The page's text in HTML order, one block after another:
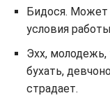
Бидося. Может
условия
Эхх, молодежь,
бухать,
страдает.